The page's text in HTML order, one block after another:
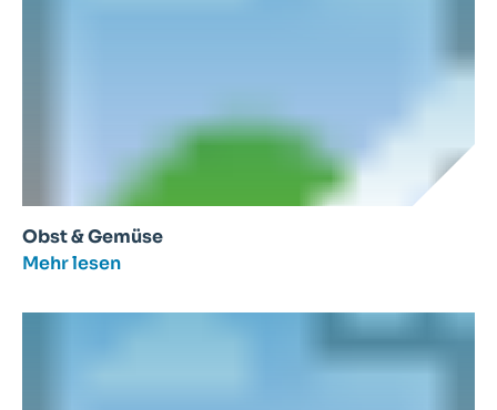
Obst & Gemüse
Mehr lesen